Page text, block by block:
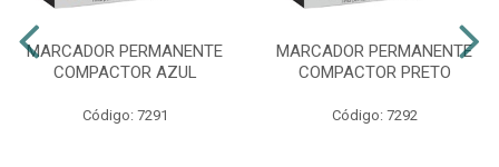
MARCADOR PERMANENTE
COMPACTOR AZUL
Código: 7291
MARCADOR PERMANENTE
COMPACTOR PRETO
Código: 7292